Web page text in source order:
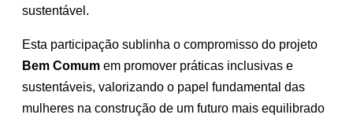
sustentável.
Esta participação sublinha o compromisso do projeto
Bem Comum em promover práticas inclusivas e
sustentáveis, valorizando o papel fundamental das
mulheres na construção de um futuro mais equilibrado